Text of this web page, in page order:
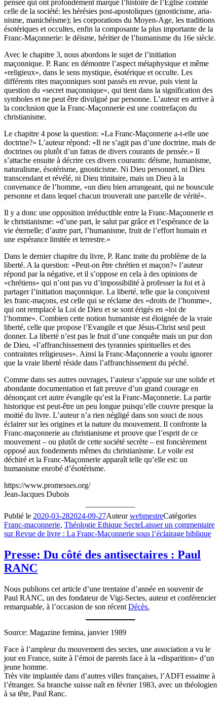
pensée qui ont profondément marqué l’histoire de l’Eglise comme
celle de la société: les hérésies post-apostoliques (gnosticisme, aria­
nisme, manichéisme); les corporations du Moyen-Age, les traditions
ésotériques et occultes, enfin la composante la plus importante de la
Franc-Maçonnerie: le déisme, héritier de l’humanisme du 16e siècle.
Avec le chapitre 3, nous abordons le sujet de l’initiation
maçonnique. P. Ranc en démontre l’aspect métaphysique et même
«religieux», dans le sens mystique, ésoté­rique et occulte. Les
différents rites maçonniques sont passés en revue, puis vient la
question du «secret maçonnique», qui tient dans la signification des
symboles et ne peut être divulgué par personne. L’auteur en arrive à
la conclusion que la Franc-Maçonnerie est une contrefaçon du
christianisme.
Le chapitre 4 pose la question: «La Franc-Maçonnerie a-t-elle une
doctrine?» L’auteur répond: «Il ne s’agit pas d’une doctrine, mais de
doctrines ou plutôt d’un fatras de divers courants de pensée.» Il
s’attache ensuite à décrire ces divers cou­rants: déisme, humanisme,
naturalisme, ésotérisme, gnosticisme. Ni Dieu personnel, ni Dieu
transcendant et révélé, ni Dieu trinitaire, mais un Dieu à la
convenance de l’homme, «un dieu bien arrangeant, qui ne bouscule
personne et dans lequel chacun trouverait une parcelle de vérité».
Il y a donc une opposition irréductible entre la Franc-Maçonnerie et
le christia­nisme: «d’une part, le salut par grâce et l’espérance de la
vie éternelle; d’autre part, l’humanisme, fruit de l’effort humain et
une espérance limitée et terrestre.»
Dans le dernier chapitre du livre, P. Ranc traite du problème de la
liberté. A la question: «Peut-on être chrétien et maçon?» l’auteur
répond par la négative, et il s’oppose en cela à des opinions de
«chrétiens» qui n’ont pas vu d’impossibilité à professer la foi et à
partager l’initiation maçonnique. La liberté, telle que la conçoivent
les franc-maçons, est celle qui se réclame des «droits de l’homme»,
qui ont remplacé la Loi de Dieu et se sont érigés en «loi de
l’homme». Combien cette notion humaniste est éloignée de la vraie
liberté, celle que propose l’Evangile et que Jésus-Christ seul peut
donner. La liberté n’est pas le fruit d’une conquête mais un pur don
de Dieu, «l’affranchissement des tyrannies spirituelles et des
contraintes religieuses». Ainsi la Franc-Maçonnerie a voulu ignorer
que la vraie liberté réside dans l’affranchissement du péché.
Comme dans ses autres ouvrages, l’auteur s’appuie sur une solide et
abondante documentation et fait preuve d’un grand courage en
dénonçant cet autre évangile qu’est la Franc-Maçonnerie. La partie
historique est peut-être un peu longue puis­qu’elle couvre presque la
moitié du livre. L’auteur n’a rien négligé dans son souci de nous
éclairer sur les origines et la nature du mouvement. Il confronte la
Franc-maçonnerie au christianisme et prouve que l’esprit de ce
mouvement – ou plutôt de cette société secrète – est foncièrement
opposé aux fondements mêmes du christia­nisme. Le voile est
déchiré et la Franc-Maçonnerie apparaît telle qu’elle est: un
humanisme enrobé d’ésotérisme.
https://www.promesses.org/
Jean-Jacques Dubois
Publié le 2020-03-282024-09-27AuteurwebmestreCatégories
Franc-maçonnerie, Théologie Ethique SecteLaisser un commentaire
sur Revue de livre : La Franc-Maçonnerie sous l’éclairage biblique
Presse: Du côté des antisectaires : Paul
RANC
Nous publions cet article d’une trentaine d’année en souvenir de
Paul RANC, un des fondateur de Vigi-Sectes, auteur et conférencier
remarquable, à l’occasion de son récent Décès.
Source: Magazine femina, janvier 1989
Face à l’ampleur du mouvement des sectes, une association a vu le
jour en France, suite à l’émoi de parents face à la «disparition» d’un
jeune homme.
Très vite implantée dans d’autres villes françaises, l’ADFI essaime à
l’étranger. Sa branche suisse naît en février 1983, avec un théologien
à sa tête, Paul Ranc.